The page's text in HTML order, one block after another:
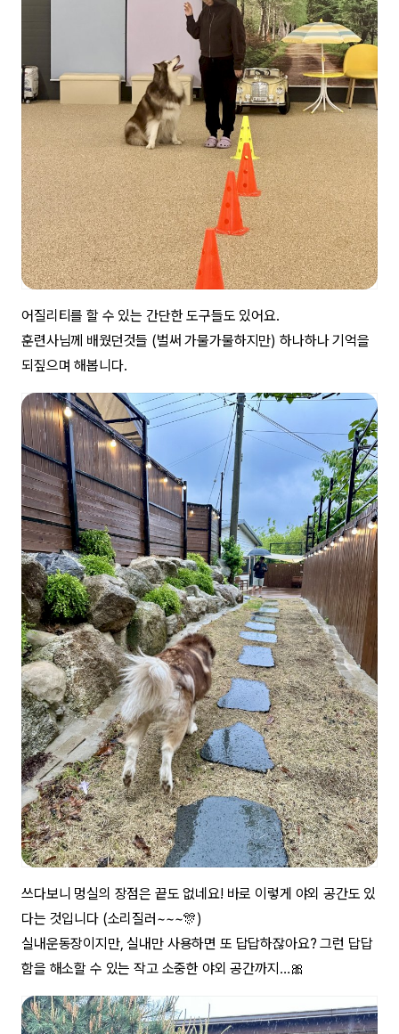
어질리티를 할 수 있는 간단한 도구들도 있어요.
훈련사님께 배웠던것들 (벌써 가물가물하지만) 하나하나 기억을
되짚으며 해봅니다.
쓰다보니 멍실의 장점은 끝도 없네요! 바로 이렇게 야외 공간도 있
다는 것입니다 (소리질러~~~🎊)
실내운동장이지만, 실내만 사용하면 또 답답하잖아요? 그런 답답
함을 해소할 수 있는 작고 소중한 야외 공간까지…🎀